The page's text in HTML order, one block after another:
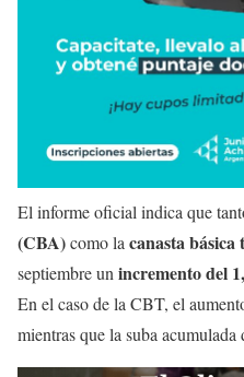
El informe oficial indica que
(CBA)como la canasta
septiembre un incremento del
En el caso de la CBT, el
mientras que la suba acumulada